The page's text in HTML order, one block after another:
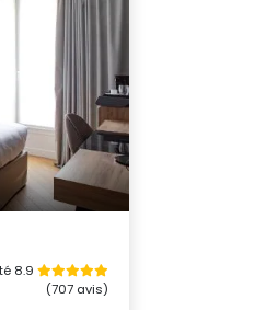
8.9
(707 avis)